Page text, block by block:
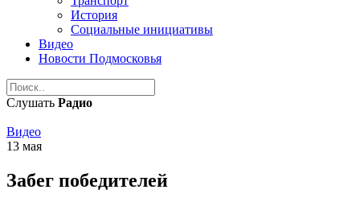
История
Социальные инициативы
Видео
Новости Подмосковья
Слушать Радио
Видео
13 мая
Забег победителей